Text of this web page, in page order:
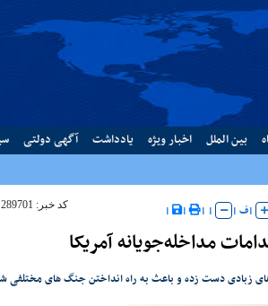
بین الملل اخبار ویژه یادداشت آگهی دولتی
|ف|
|
|
|
| کد خبر: 289701
مداخله‌جویانه آمریکا
های زبادی دست زده و باعث به راه انداختن جنگ های